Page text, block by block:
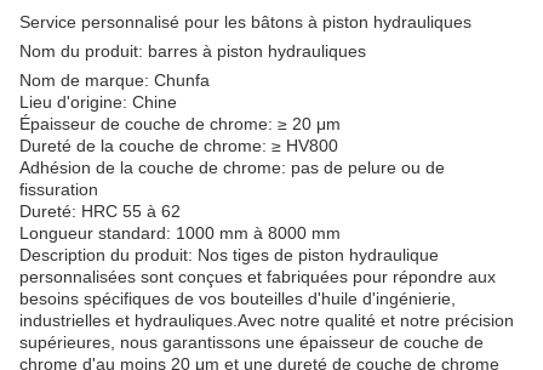
Service personnalisé pour les bâtons à piston hydrauliques
Nom du produit: barres à piston hydrauliques
Nom de marque: Chunfa
Lieu d'origine: Chine
Épaisseur de couche de chrome: ≥ 20 μm
Dureté de la couche de chrome: ≥ HV800
Adhésion de la couche de chrome: pas de pelure ou de
fissuration
Dureté: HRC 55 à 62
Longueur standard: 1000 mm à 8000 mm
Description du produit: Nos tiges de piston hydraulique
personnalisées sont conçues et fabriquées pour répondre aux
besoins spécifiques de vos bouteilles d'huile d'ingénierie,
industrielles et hydrauliques.Avec notre qualité et notre précision
supérieures, nous garantissons une épaisseur de couche de
chrome d'au moins 20 μm et une dureté de couche de chrome